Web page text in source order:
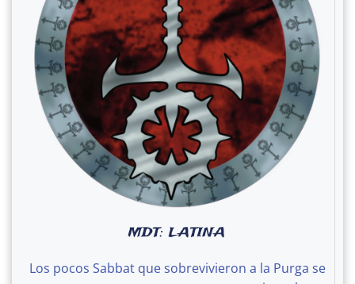
MDT: LATINA
Los pocos Sabbat que sobrevivieron a la Purga se